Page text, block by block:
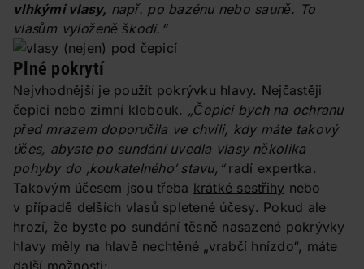
vlhkými vlasy, např. po bazénu nebo sauně. To
vlasům vyloženě škodí.“
Plné pokrytí
Nejvhodnější je použít pokrývku hlavy. Nejčastěji
čepici nebo zimní klobouk. „Čepici bych na ochranu
před mrazem doporučila ve chvíli, kdy máte takový
účes, abyste po sundání uvedla vlasy několika
pohyby do ‚koukatelného‘ stavu,“radí expertka.
Takovým účesem jsou třeba krátké sestřihy nebo
v případě delších vlasů spletené účesy. Pokud ale
hrozí, že byste po sundání těsně nasazené pokrývky
hlavy měly na hlavě nechtěné „vrabčí hnízdo“, máte